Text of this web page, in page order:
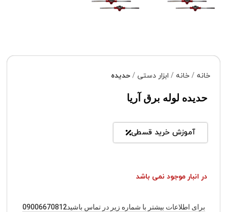
خانه خانه ابزار دستی حدیده
حدیده لوله برق آریا
آموزش خرید قسطی
در انبار موجود نمی باشد
برای اطلاعات بیشتر با شماره زیر در تماس باشید09006670812